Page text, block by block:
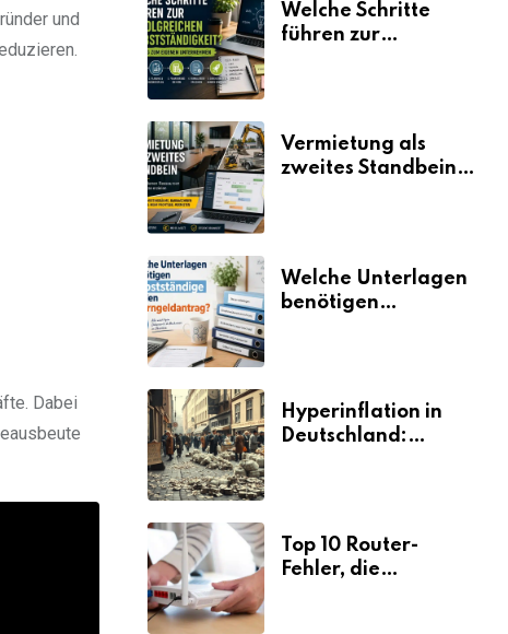
und
Dabei
Welche Schritte
führen zur
Vermietung als
zweites Standbein:
Umsätze machen
Welche Unterlagen
benötigen
Hyperinflation in
Deutschland:
Top 10 Router-
Fehler, die